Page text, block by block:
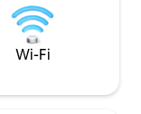
ただけます。ヴィ
シュなスタジオが
チフロントの贅沢
を過ごすのに最適
Wi-Fi